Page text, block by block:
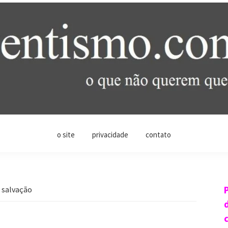
o site privacidade contato